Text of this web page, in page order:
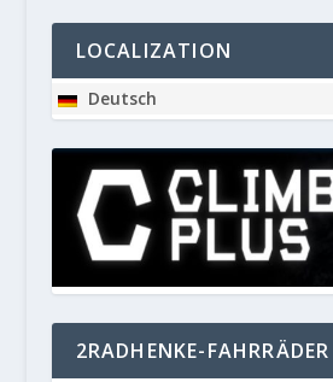
LOCALIZATION
Deutsch
2RADHENKE-